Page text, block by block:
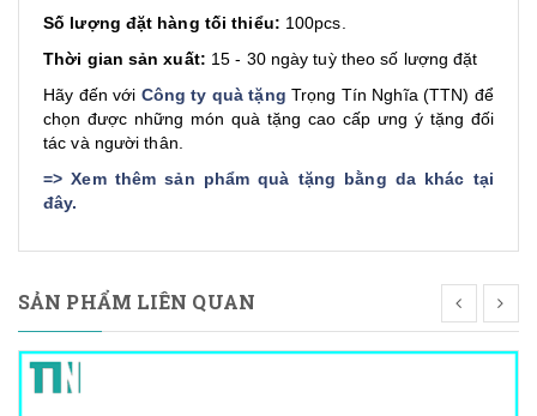
Số lượng đặt hàng tối thiểu: 100pcs.
Thời gian sản xuất: 15 - 30 ngày tuỳ theo số lượng đặt
Hãy đến với Công ty quà tặng Trọng Tín Nghĩa (TTN) để
chọn được những món quà tặng cao cấp ưng ý tặng đối
tác và người thân.
=>Xem thêm sản phẩm quà tặng bằng da khác tại
đây.
SẢN PHẨM LIÊN QUAN